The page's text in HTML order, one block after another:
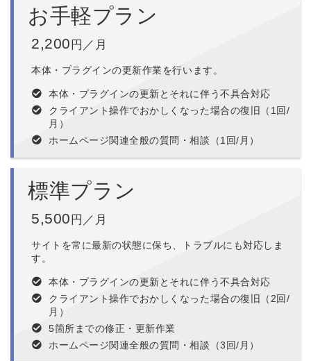
お手軽プラン
2,200 円／月
本体・プラグインの更新作業を行います。
本体・プラグインの更新とそれに伴う不具合対応
クライアント操作でおかしくなった場合の復旧（1回/
月）
ホームページ関連全般の質問・相談（1回/月）
標準プラン
5,500 円／月
サイトを常に最新の状態に保ち、トラブルにも対応しま
す。
本体・プラグインの更新とそれに伴う不具合対応
クライアント操作でおかしくなった場合の復旧（2回/
月）
5箇所までの修正・更新作業
ホームページ関連全般の質問・相談（3回/月）